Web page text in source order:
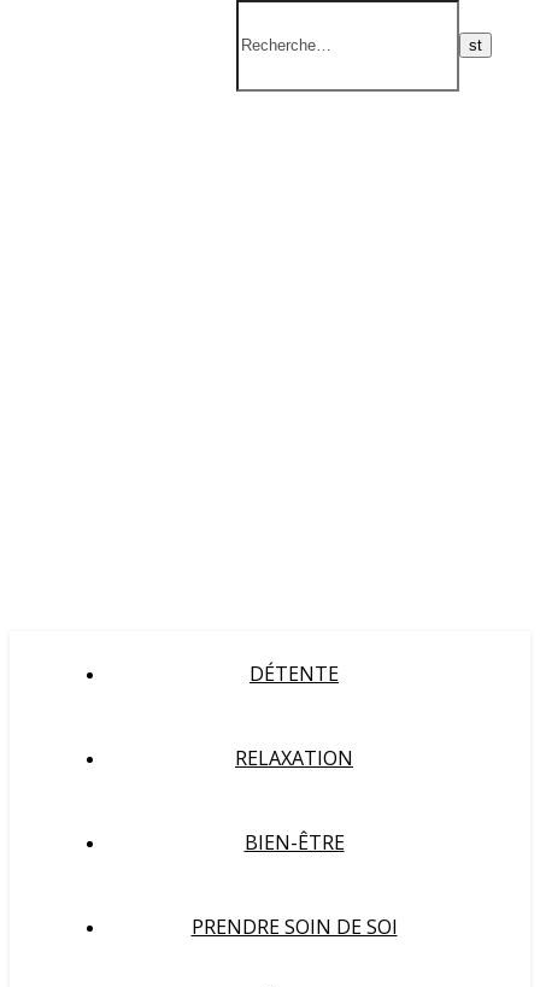
DÉTENTE
RELAXATION
BIEN-ÊTRE
PRENDRE SOIN DE SOI